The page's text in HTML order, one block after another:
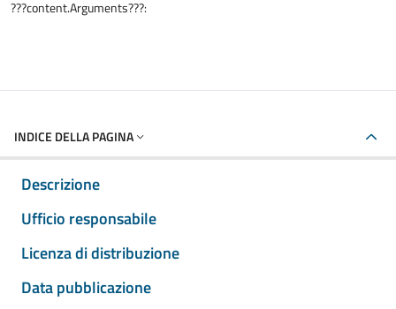
???content.Arguments???:
INDICE DELLA PAGINA
Descrizione
Ufficio responsabile
Licenza di distribuzione
Data pubblicazione